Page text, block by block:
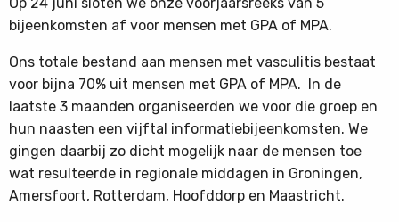
bijeenkomsten af voor mensen met GPA of MPA.
Ons totale bestand aan mensen met vasculitis bestaat
voor bijna 70% uit mensen met GPA of MPA. In de
laatste 3 maanden organiseerden we voor die groep en
hun naasten een vijftal informatiebijeenkomsten. We
gingen daarbij zo dicht mogelijk naar de mensen toe
wat resulteerde in regionale middagen in Groningen,
Amersfoort, Rotterdam, Hoofddorp en Maastricht.